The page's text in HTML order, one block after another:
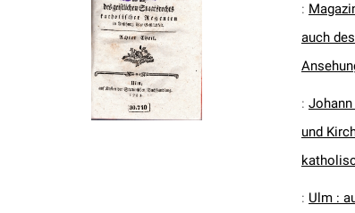
:
auch
: Johann
und
: Ulm :